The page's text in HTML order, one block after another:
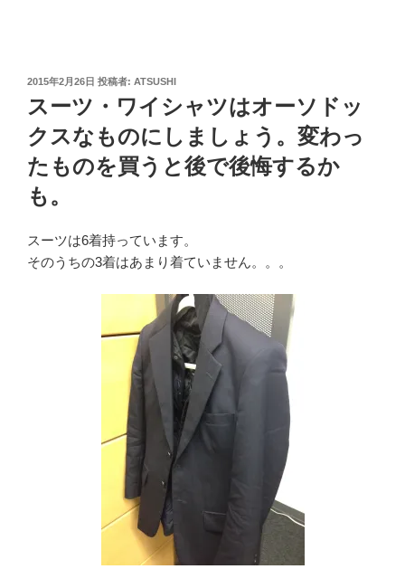
投
稿
日:
2015年2月26日 投稿者: ATSUSHI
スーツ・ワイシャツはオーソドッ
クスなものにしましょう。変わっ
たものを買うと後で後悔するか
も。
スーツは6着持っています。
そのうちの3着はあまり着ていません。。。